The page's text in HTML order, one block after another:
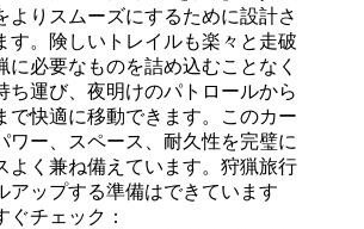
よりスムーズにするために設計さ
す。険しいトレイルも楽々と走破
に必要なものを詰め込むことなく
ち運び、夜明けのパトロールから
で快適に移動できます。このカー
ワー、スペース、耐久性を完璧に
よく兼ね備えています。狩猟旅行
アップする準備はできています
ぐチェック：